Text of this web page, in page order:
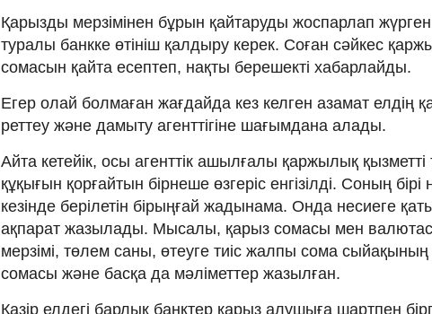
Қарызды мерзімінен бұрын қайтаруды жоспарлап
туралы банкке өтініш қалдыру керек. Соған сәйкес
сомасын қайта есептеп, нақты берешекті хабарлайды.
Егер олай болмаған жағдайда кез келген азамат елдің
реттеу және дамыту агенттігіне шағымдана алады.
Айта кетейік, осы агенттік ашылғалы қаржылық
құқығын қорғайтын бірнеше өзгеріс енгізілді. Соның бірі
кезінде берілетін бірыңғай жадынама. Онда несиеге
ақпарат жазылады. Мысалы, қарыз сомасы мен
мерзімі, төлем саны, өтеуге тиіс жалпы сома
сомасы және басқа да мәліметтер жазылған.
Қазір елдегі барлық банктер қарыз алушыға шартпен